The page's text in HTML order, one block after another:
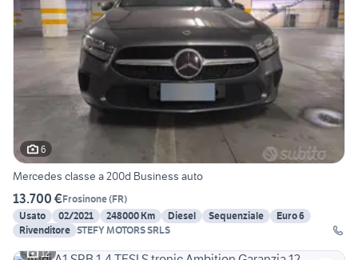
6
Mercedes classe a 200d Business auto
13.700 €Frosinone(FR)
Usato
02/2021 248000 Km Diesel Sequenziale
Euro 6
Rivenditore STEFY MOTORS SRLS
12